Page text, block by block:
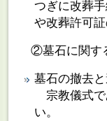
つぎに改葬
や改葬許可
②墓石に関す
墓石の撤去
宗教儀式で
い。